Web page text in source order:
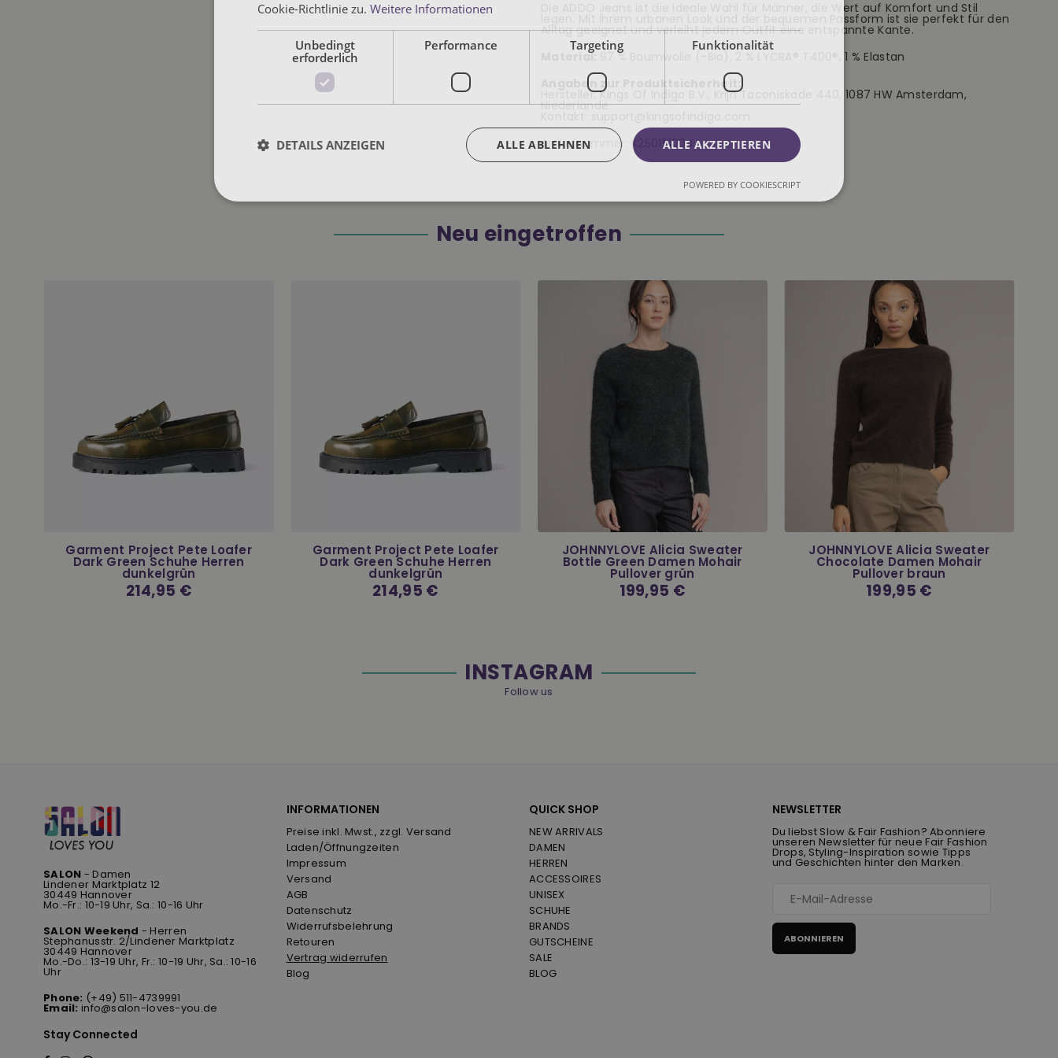
Die ADDO Jeans ist die ideale Wahl für Männer, die Wert auf Komfort und Stil
legen. Mit ihrem urbanen Look und der bequemen Passform ist sie perfekt für den
Alltag geeignet und verleiht jedem Outfit eine entspannte Kante.
Material:
97 % Baumwolle (-Bio), 2 % LYCRA® T400®, 1 % Elastan
Angaben zur Produktsicherheit:
Hersteller: Kings Of Indigo B.V., Krijn Taconiskade 440, 1087 HW Amsterdam,
Niederlande
Artikelnummer: K250151004
Neu eingetroffen
Garment Project Pete Loafer
Dark Green Schuhe Herren
dunkelgrün
Normaler
Preis
214,95 €
Garment Project Pete Loafer
Dark Green Schuhe Herren
dunkelgrün
Normaler
Preis
214,95 €
JOHNNYLOVE Alicia Sweater
Bottle Green Damen Mohair
Pullover grün
Normaler
Preis
199,95 €
JOHNNYLOVE Alicia Sweater
Chocolate Damen Mohair
Pullover braun
Normaler
Preis
199,95 €
INSTAGRAM
Follow us
SALON - Damen
Lindener Marktplatz 12
30449 Hannover
Mo.-Fr.: 10-19 Uhr, Sa.: 10-16 Uhr
SALON Weekend - Herren
Stephanusstr. 2/Lindener Marktplatz
30449 Hannover
Mo.-Do.: 13-19 Uhr, Fr.: 10-19 Uhr, Sa.: 10-16
Uhr
Phone: (+49) 511-4739991
Email: info@salon-loves-you.de
Stay Connected
INFORMATIONEN
Preise inkl. Mwst., zzgl. Versand
Laden/Öffnungzeiten
Impressum
Versand
AGB
Datenschutz
Widerrufsbelehrung
Retouren
Vertrag widerrufen
Blog
QUICK SHOP
NEW ARRIVALS
DAMEN
HERREN
ACCESSOIRES
UNISEX
SCHUHE
BRANDS
GUTSCHEINE
SALE
BLOG
NEWSLETTER
Du liebst Slow & Fair Fashion? Abonniere
unseren Newsletter für neue Fair Fashion
Drops, Styling-Inspiration sowie Tipps
und Geschichten hinter den Marken.
ABONNIEREN
Cookie-Richtlinie zu. Weitere Informationen
Unbedingt
erforderlich
Performance Targeting Funktionalität
ALLE AKZEPTIEREN
ALLE ABLEHNEN
DETAILS ANZEIGEN
POWERED BY COOKIESCRIPT